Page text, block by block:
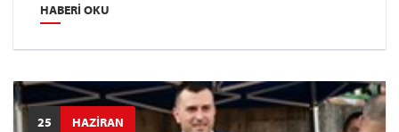
HABERI OKU
25 HAZİRAN